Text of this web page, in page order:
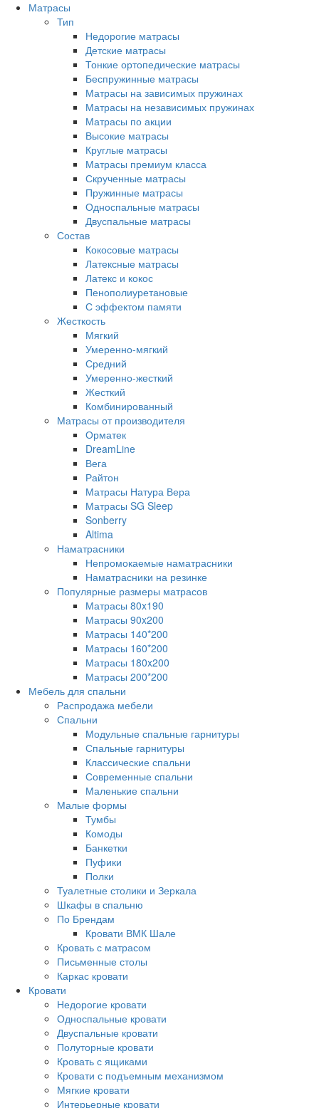
Матрасы
Тип
Недорогие матрасы
Детские матрасы
Тонкие ортопедические матрасы
Беспружинные матрасы
Матрасы на зависимых пружинах
Матрасы на независимых пружинах
Матрасы по акции
Высокие матрасы
Круглые матрасы
Матрасы премиум класса
Скрученные матрасы
Пружинные матрасы
Односпальные матрасы
Двуспальные матрасы
Состав
Кокосовые матрасы
Латексные матрасы
Латекс и кокос
Пенополиуретановые
С эффектом памяти
Жесткость
Мягкий
Умеренно-мягкий
Средний
Умеренно-жесткий
Жесткий
Комбинированный
Матрасы от производителя
Орматек
DreamLine
Вега
Райтон
Матрасы Натура Вера
Матрасы SG Sleep
Sonberry
Altima
Наматрасники
Непромокаемые наматрасники
Наматрасники на резинке
Популярные размеры матрасов
Матрасы 80x190
Матрасы 90x200
Матрасы 140*200
Матрасы 160*200
Матрасы 180x200
Матрасы 200*200
Мебель для спальни
Распродажа мебели
Спальни
Модульные спальные гарнитуры
Спальные гарнитуры
Классические спальни
Современные спальни
Маленькие спальни
Малые формы
Тумбы
Комоды
Банкетки
Пуфики
Полки
Туалетные столики и Зеркала
Шкафы в спальню
По Брендам
Кровати ВМК Шале
Кровать с матрасом
Письменные столы
Каркас кровати
Кровати
Недорогие кровати
Односпальные кровати
Двуспальные кровати
Полуторные кровати
Кровать с ящиками
Кровати с подъемным механизмом
Мягкие кровати
Интерьерные кровати